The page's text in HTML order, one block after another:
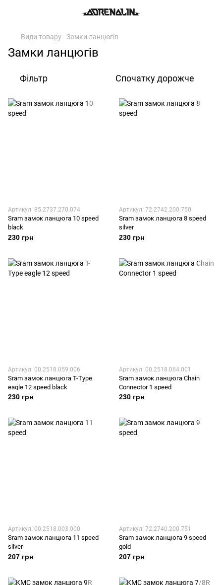
Види товару Замки ланцюгів
Замки ланцюгів
Фільтр Спочатку дорожче
Артикул: 85.2737.270.074
Sram замок ланцюга 10 speed
black
230 грн
Артикул: 72.2742.200.750
Sram замок ланцюга 8 speed
silver
230 грн
Артикул: 00.2518.059.006
Sram замок ланцюга T-Type
eagle 12 speed black
230 грн
Артикул: 00.2518.064.001
Sram замок ланцюга Chain
Connector 1 speed
230 грн
Артикул: 00.2518.003.000
Sram замок ланцюга 11 speed
silver
207 грн
Артикул: 72.2740.200.751
Sram замок ланцюга 9 speed
gold
207 грн